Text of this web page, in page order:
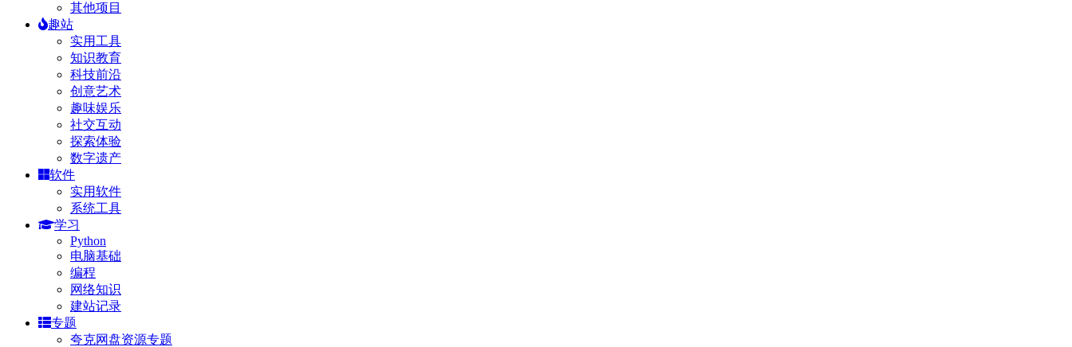
其他项目
趣站
实用工具
知识教育
科技前沿
创意艺术
趣味娱乐
社交互动
探索体验
数字遗产
软件
实用软件
系统工具
学习
Python
电脑基础
编程
网络知识
建站记录
专题
夸克网盘资源专题